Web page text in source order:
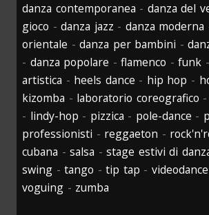
danza contemporanea - danza del
gioco -danza jazz - danza moderna
orientale -danza per bambini -
- danza popolare -flamenco -funk -
artistica - heels dance - hip hop -
kizomba - laboratorio coreografico -
- lindy-hop - pizzica - pole-dance -
professionisti - reggaeton -
cubana -salsa -stage estivi di
swing -tango -tip tap -videodance
voguing - zumba